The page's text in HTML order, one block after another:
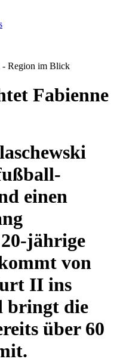
- Region im Blick
Fabienne
einen
jährige
von
II ins
bringt die
über 60